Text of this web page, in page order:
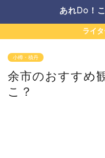
あれDo！
ライタ
小樽・積丹
余市のおすすめ
こ？